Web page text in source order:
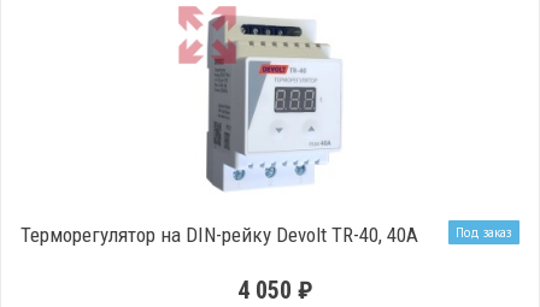
Под заказ
Терморегулятор на DIN-рейку Devolt TR-40, 40A
4 050 ₽